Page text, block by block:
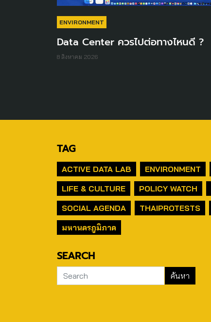
ENVIRONMENT
Data Center ควรไปต่อทางไหนดี ?
8 สิงหาคม 2026
TAG
ACTIVE DATA LAB ENVIRONMENT
LIFE & CULTURE
POLICY WATCH
SOCIAL AGENDA
THAIPROTESTS
มหานครภูมิภาค
SEARCH